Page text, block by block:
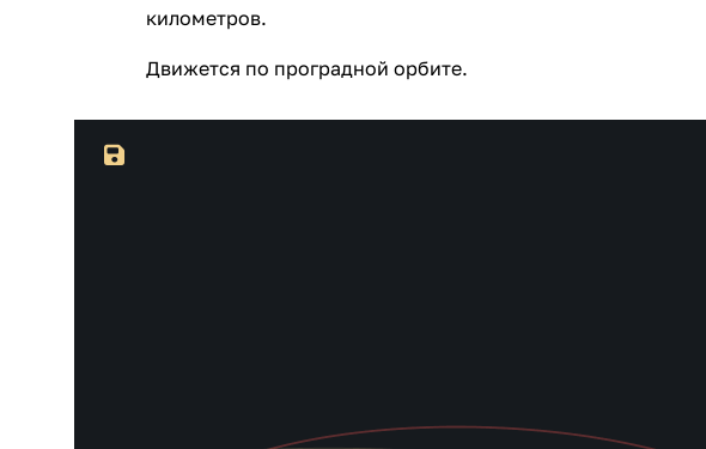
километров.
Движется по проградной орбите.